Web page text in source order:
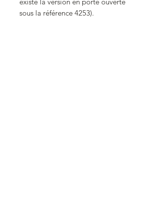
existe la version en porte ouverte
sous la référence 4253).